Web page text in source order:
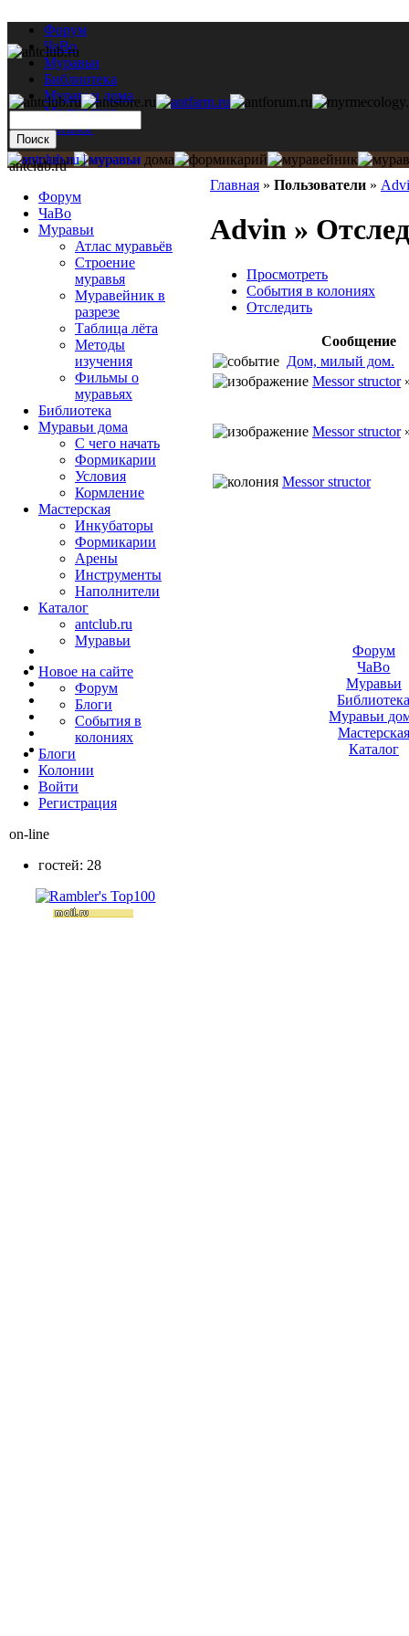
Форум
ЧаВо
Муравьи
Библиотека
Муравьи дома
Мастерская
Каталог
Главная » Пользователи »
Advin »
Просмотреть
События в колониях
Отследить
Сообщение
Дом, милый дом.
Messor structor
Messor structor
Messor structor
antclub.ru
Форум
ЧаВо
Муравьи
Атлас муравьёв
Строение
муравья
Муравейник в
разрезе
Таблица лёта
Методы
изучения
Фильмы о
муравьях
Библиотека
Муравьи дома
С чего начать
Формикарии
Условия
Кормление
Мастерская
Инкубаторы
Формикарии
Арены
Инструменты
Наполнители
Каталог
antclub.ru
Муравьи
Новое на сайте
Форум
Блоги
События в
колониях
Блоги
Колонии
Войти
Peгиcтpaция
on-line
гостей: 28
Форум
ЧаВо
Муравьи
Муравьи
Мастерская
Каталог